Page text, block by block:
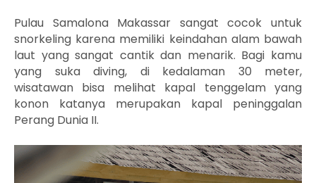
Pulau Samalona Makassar sangat cocok untuk
snorkeling karena memiliki keindahan alam bawah
laut yang sangat cantik dan menarik. Bagi kamu
yang suka diving, di kedalaman 30 meter,
wisatawan bisa melihat kapal tenggelam yang
konon katanya merupakan kapal peninggalan
Perang Dunia II.